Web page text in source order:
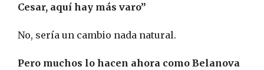
Cesar, aquí hay más varo”
No, sería un cambio nada natural.
Pero muchos lo hacen ahora como Belanova